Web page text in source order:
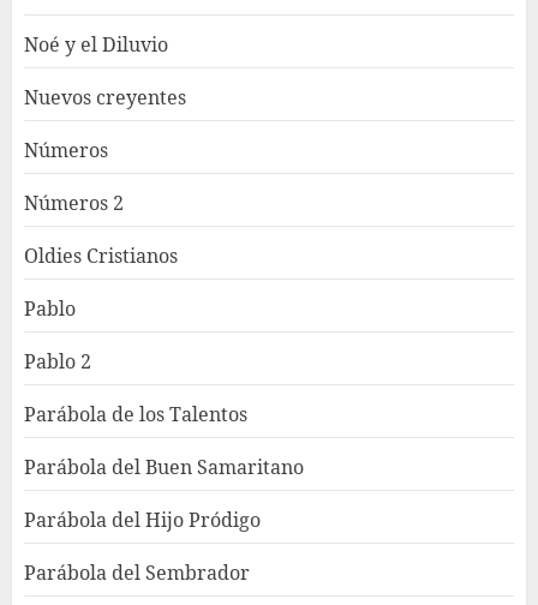
Noé y el Diluvio
Nuevos creyentes
Números
Números 2
Oldies Cristianos
Pablo
Pablo 2
Parábola de los Talentos
Parábola del Buen Samaritano
Parábola del Hijo Pródigo
Parábola del Sembrador